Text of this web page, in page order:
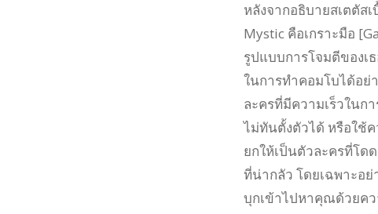
หลังจากอธิบายสเตตัส
Mystic คือเกราะมือ
รูปแบบการโจมตีของเ
ในการทำคอมโบได้อย่
ละครที่มีความเร็วในก
ไม่ทันตั้งตัวได้ หรือใช้
ยกให้เป็นตัวละครที่โด
ที่น่ากลัว โดยเฉพาะอย่
บุกเข้าไปหาคุณด้วยคว